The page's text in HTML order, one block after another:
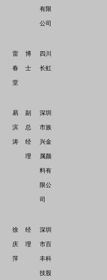
有限
公司
雷
春
堂
博
士
四川
长虹
易
滨
涛
副
总
经
理
深圳
市族
兴金
属颜
料有
限公
司
徐
庆
萍
经
理
深圳
市百
丰科
技股